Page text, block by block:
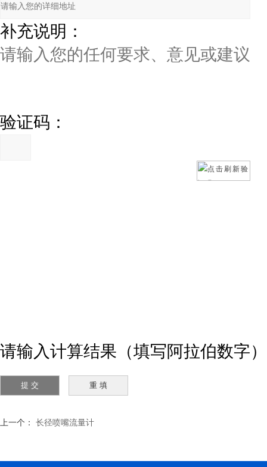
补充说明：
验证码：
请输入计算结果（填写阿拉伯数字
上一个： 长径喷嘴流量计